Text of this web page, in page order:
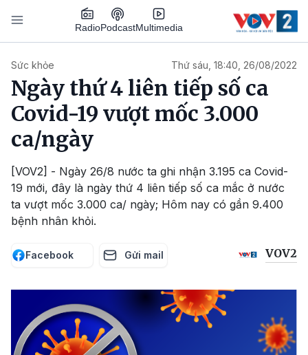
Nhảy đến nội dung
RadioPodcastMultimedia
Sức khỏe Thứ sáu, 18:40, 26/08/2022
Ngày thứ 4 liên tiếp số ca
Covid-19 vượt mốc 3.000
ca/ngày
[VOV2] - Ngày 26/8 nước ta ghi nhận 3.195 ca Covid-
19 mới, đây là ngày thứ 4 liên tiếp số ca mắc ở nước
ta vượt mốc 3.000 ca/ ngày; Hôm nay có gần 9.400
bệnh nhân khỏi.
Facebook Gửi mail VOV2